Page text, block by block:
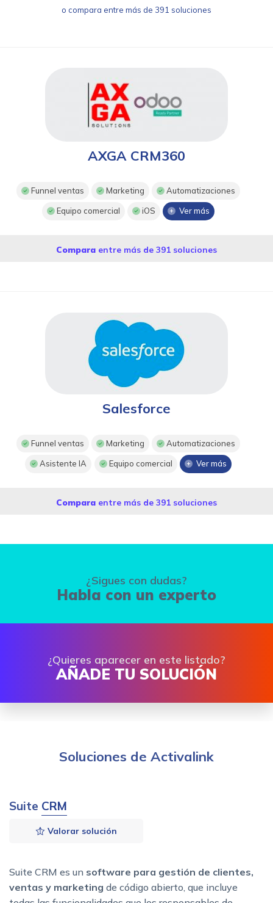
o compara entre más de 391 soluciones
AXGA CRM360
Funnel ventas Marketing Automatizaciones
Equipo comercial iOS Ver más
Compara entre más de 391 soluciones
Salesforce
Funnel ventas Marketing Automatizaciones
Asistente IA Equipo comercial Ver más
Compara entre más de 391 soluciones
¿Sigues con dudas?
Habla con un experto
¿Quieres aparecer en este listado?
AÑADE TU SOLUCIÓN
Soluciones de Activalink
Suite CRM
Valorar solución
Suite CRM es un software para gestión de clientes,
ventas y marketing de código abierto, que incluye